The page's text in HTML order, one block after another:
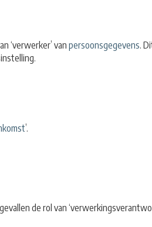
‘verwerker’ van persoonsgegevens.
’.
de rol van